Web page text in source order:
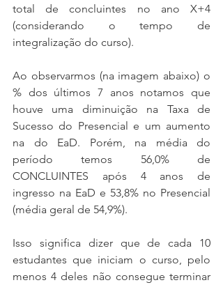
total de concluintes no ano X+4
(considerando o tempo de
integralização do curso).
Ao observarmos (na imagem abaixo) o
% dos últimos 7 anos notamos que
houve uma diminuição na Taxa de
Sucesso do Presencial e um aumento
na do EaD. Porém, na média do
período temos 56,0% de
CONCLUINTES após 4 anos de
ingresso na EaD e 53,8% no Presencial
(média geral de 54,9%).
Isso significa dizer que de cada 10
estudantes que iniciam o curso, pelo
menos 4 deles não consegue terminar